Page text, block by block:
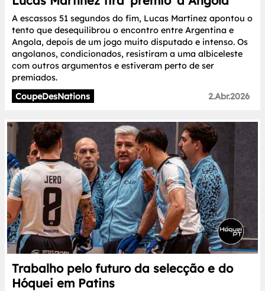
A escassos 51 segundos do fim, Lucas Martínez apontou o
tento que desequilibrou o encontro entre Argentina e
Angola, depois de um jogo muito disputado e intenso. Os
angolanos, condicionados, resistiram a uma albiceleste
com outros argumentos e estiveram perto de ser
premiados.
CoupeDesNations
2.Abr.2026
Trabalho pelo futuro da selecção e do
Hóquei em Patins